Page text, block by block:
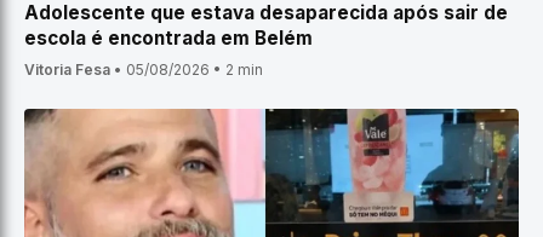
Adolescente que estava desaparecida após sair de
escola é encontrada em Belém
Vitoria Fesa • 05/08/2026 • 2 min